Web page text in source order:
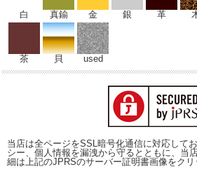
白 真鍮 金 銀 革
茶 貝 used
当店は全ページをSSL暗号化通信に対応して
シー、個人情報を漏洩から守るとともに、当
細は上記のJPRSのサーバー証明書画像をクリ